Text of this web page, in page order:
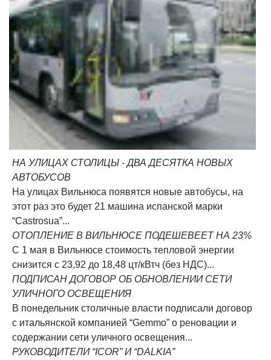
НА УЛИЦАХ СТОЛИЦЫ - ДВА ДЕСЯТКА НОВЫХ
АВТОБУСОВ
На улицах Вильнюса появятся новые автобусы, на
этот раз это будет 21 машина испанской марки
“Castrosua”...
ОТОПЛЕНИЕ В ВИЛЬНЮСЕ ПОДЕШЕВЕЕТ НА 23%
С 1 мая в Вильнюсе стоимость тепловой энергии
снизится с 23,92 до 18,48 цт/кВтч (без НДС)...
ПОДПИСАН ДОГОВОР ОБ ОБНОВЛЕНИИ СЕТИ
УЛИЧНОГО ОСВЕЩЕНИЯ
В понедельник столичные власти подписали договор
с итальянской компанией “Gemmo” о реновации и
содержании сети уличного освещения...
РУКОВОДИТЕЛИ “ICOR” И “DALKIA”